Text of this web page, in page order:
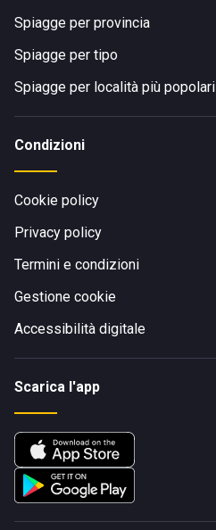
Spiagge per provincia
Spiagge per tipo
Spiagge per località più popolari
Condizioni
Cookie policy
Privacy policy
Termini e condizioni
Gestione cookie
Accessibilità digitale
Scarica l'app